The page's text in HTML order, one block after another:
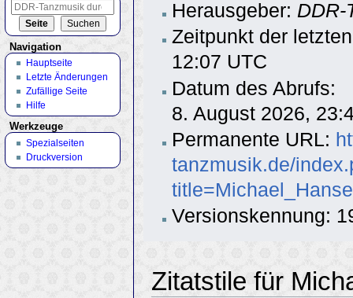
Herausgeber:
Zeitpunkt der
12:07 UTC
Datum des Abrufs:
8. August 2026,
Permanente URL:
tanzmusik.de/
Versionskennung:
Zitatstile für
Navigation
Hauptseite
Letzte Änderungen
Zufällige Seite
Hilfe
Werkzeuge
Spezialseiten
Druckversion